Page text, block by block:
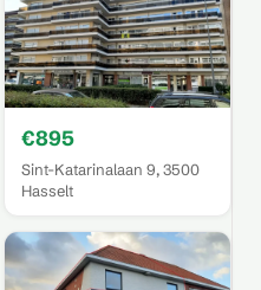
€895
Sint-Katarinalaan 9, 3500
Hasselt